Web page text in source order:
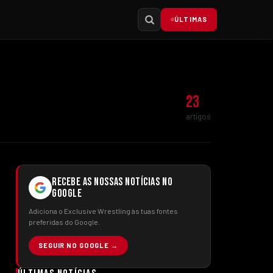
ÚLTIMAS
23
artigos
RECEBE AS NOSSAS NOTÍCIAS NO
GOOGLE
Adiciona o Exclusive Wrestling às tuas fontes
preferidas do Google.
SEGUIR NO GOOGLE →